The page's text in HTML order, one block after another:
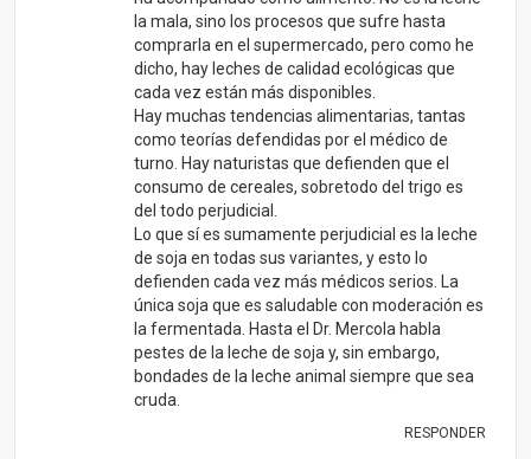
pestes de la leche de soja y, sin embargo,
bondades de la leche animal siempre que sea
cruda.
MARTA VILLEN
01/09/2013 a las 01:13
Hola Carl, gracias por tu puntualización. Ya he
corregido que no son todos los médicos
naturistas los que desaconsejan el consumo
de leche de vaca, si no parte de los médicos
naturistas.
Estamos de acuerdo con lo que dices, si la
leche es natural es mucho menos
problemática, y entendemos que la